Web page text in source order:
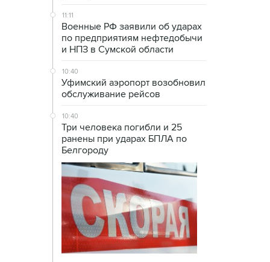
11:11
Военные РФ заявили об ударах
по предприятиям нефтедобычи
и НПЗ в Сумской области
10:40
Уфимский аэропорт возобновил
обслуживание рейсов
10:40
Три человека погибли и 25
ранены при ударах БПЛА по
Белгороду